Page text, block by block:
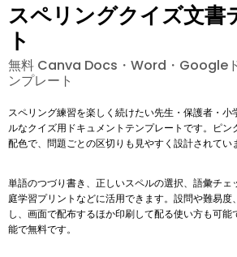
スペリングクイズ文書
ト
無料 Canva Docs・Word・Google
ンプレート
スペリング練習を楽しく続けたい先生・保護者・小
ルなクイズ用ドキュメントテンプレートです。ピ
配色で、問題ごとの区切りも見やすく設計されてい
単語のつづり書き、正しいスペルの選択、語彙チェ
庭学習プリントなどに活用できます。設問や難易
し、画面で配布するほか印刷して配る使い方も可能
能で無料です。